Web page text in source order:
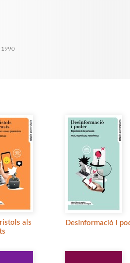
als
Desinformació i